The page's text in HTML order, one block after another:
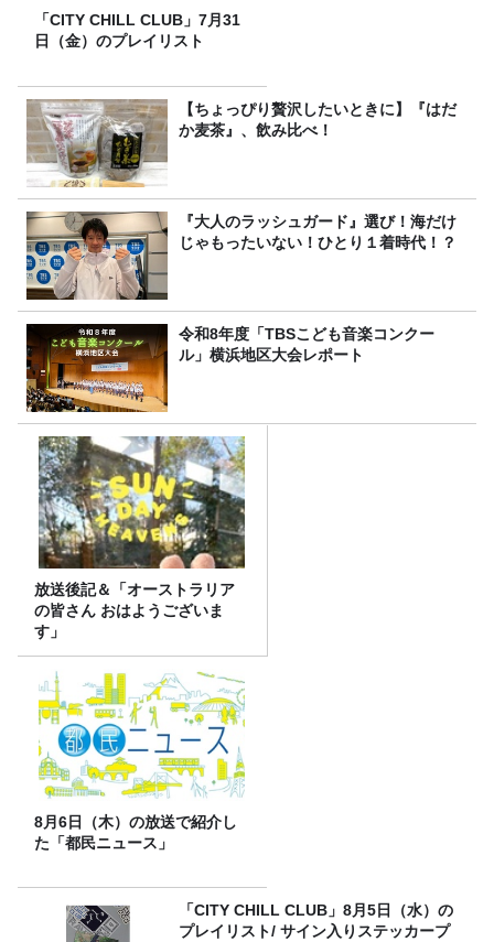
「CITY CHILL CLUB」7月31
日（金）のプレイリスト
【ちょっぴり贅沢したいときに】『はだ
か麦茶』、飲み比べ！
『大人のラッシュガード』選び！海だけ
じゃもったいない！ひとり１着時代！？
令和8年度「TBSこども音楽コンクー
ル」横浜地区大会レポート
放送後記＆「オーストラリア
の皆さん おはようございま
す」
8月6日（木）の放送で紹介し
た「都民ニュース」
「CITY CHILL CLUB」8月5日（水）の
プレイリスト/ サイン入りステッカープ